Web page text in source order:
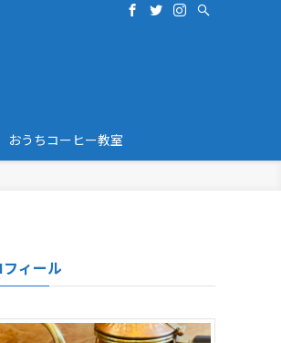
おうちコーヒー教室
ィール